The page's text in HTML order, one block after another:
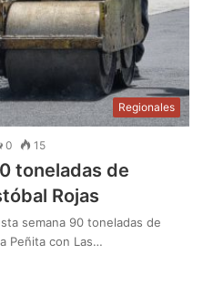
Regionales
0 15
toneladas de
Rojas
semana 90 toneladas de
Peñita con Las…